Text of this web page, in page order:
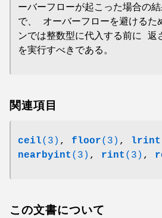
ーバーフローが起こった場合の
で、 オーバーフローを避けるた
ンでは整数型に代入する前に 返
を実行すべきである。
関連項目
ceil(3) , floor(3) , lrint
nearbyint (3) , rint (3) ,
この文書について